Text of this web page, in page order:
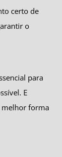
certo de
o
para
E
melhor forma